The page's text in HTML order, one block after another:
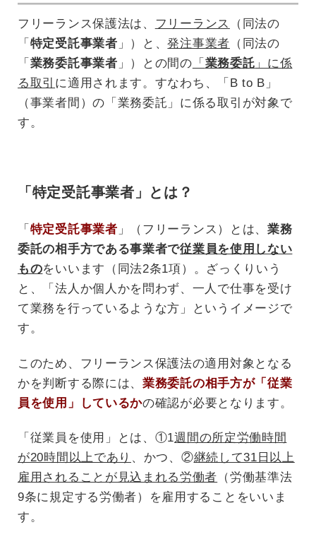
フリーランス保護法は、 フリーランス
（同法の
「 特定受託事業者 」）と、発注事業者 （同法の
「 業務委託事業者 」）との間の 「 業務委託 」に係
る取引 に適用されます。すなわち、「B to B」
（事業者間）の「業務委託」に係る取引が対象で
す。
「特定受託事業者」とは？
「 特定受託事業者 」（フリーランス）とは、業務
委託の相手方である事業者で従業員を使用しない
ものをいいます（同法2条1項）。ざっくりいう
と、「法人か個人かを問わず、一人で仕事を受け
て業務を行っているような方」というイメージで
す。
このため、フリーランス保護法の適用対象となる
かを判断する際には、 業務委託の相手方が「従業
員を使用」しているかの確認が必要となります。
「従業員を使用」とは、①1週間の所定労働時間
が20時間以上であり 、かつ、②継続して31日以上
雇用されることが見込まれる労働者 （労働基準法
9条に規定する労働者）を雇用することをいいま
す。